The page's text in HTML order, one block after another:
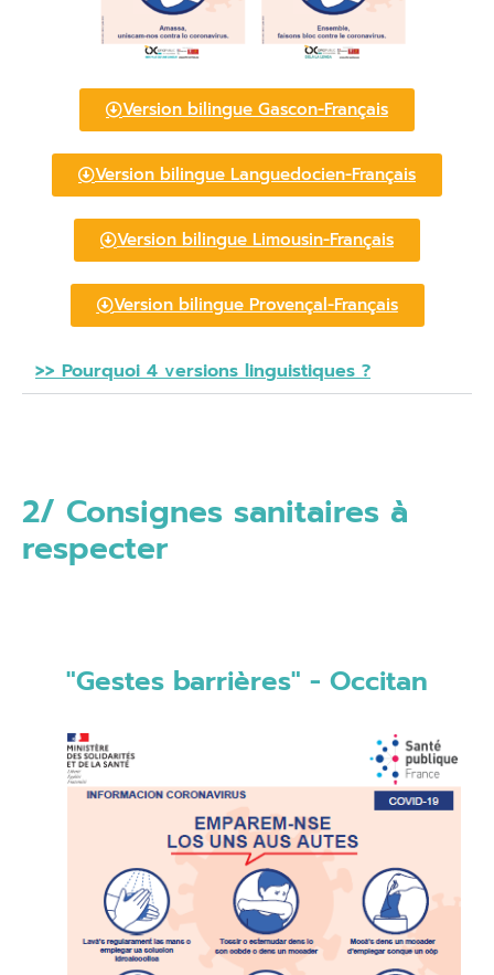
Version bilingue Gascon-Français
Version bilingue Languedocien-Français
Version bilingue Limousin-Français
Version bilingue Provençal-Français
>> Pourquoi 4 versions linguistiques ?
2/ Consignes sanitaires à
respecter
"Gestes barrières" - Occitan